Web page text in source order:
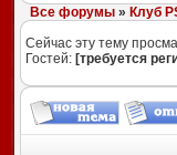
Все форумы» Клуб
Сейчас эту тему
Гостей: [требуется